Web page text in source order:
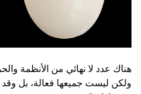
هناك عدد لا نهائي من الأنظمة
ولكن ليست جميعها فعالة، بل